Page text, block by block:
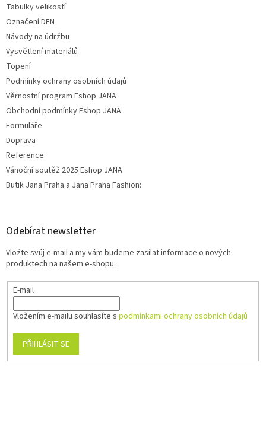
Tabulky velikostí
Označení DEN
Návody na údržbu
Vysvětlení materiálů
Topení
Podmínky ochrany osobních údajů
Věrnostní program Eshop JANA
Obchodní podmínky Eshop JANA
Formuláře
Doprava
Reference
Vánoční soutěž 2025 Eshop JANA
Butik Jana Praha a Jana Praha Fashion:
Odebírat newsletter
Vložte svůj e-mail a my vám budeme zasílat informace o nových
produktech na našem e-shopu.
E-mail
Vložením e-mailu souhlasíte s podmínkami ochrany osobních údajů
PŘIHLÁSIT SE